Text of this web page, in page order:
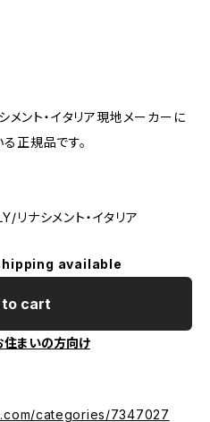
ント・イタリア現地メーカーに
正規品です。
ナシメント・イタリア
available
to cart
住まいの方向け
categories/7347027